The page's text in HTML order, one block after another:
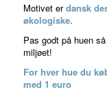
Motivet erdansk
økologiske.
Pas godt på huen
miljøet!
For hver hue du
med 1 euro